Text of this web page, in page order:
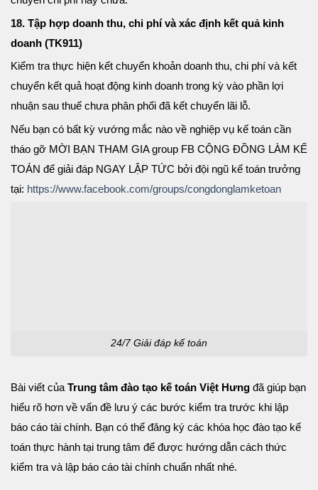
18. Tập hợp doanh thu, chi phí và xác định kết quả kinh
doanh (TK911)
Kiểm tra thực hiện kết chuyển khoản doanh thu, chi phí và kết
chuyển kết quả hoạt động kinh doanh trong kỳ vào phần lợi
nhuận sau thuế chưa phân phối đã kết chuyển lãi lỗ.
Nếu bạn có bất kỳ vướng mắc nào về nghiệp vụ kế toán cần
tháo gỡ MỜI BẠN THAM GIA group FB CỘNG ĐỒNG LÀM KẾ
TOÁN để giải đáp NGAY LẬP TỨC bởi đội ngũ kế toán trưởng
tại: https://www.facebook.com/groups/congdonglamketoan
24/7 Giải đáp kế toán
Bài viết của Trung tâm đào tạo kế toán Việt Hưng đã giúp bạn
hiểu rõ hơn về vấn đề lưu ý các bước kiểm tra trước khi lập
báo cáo tài chính. Bạn có thể đăng ký các khóa học đào tạo kế
toán thực hành tại trung tâm để được hướng dẫn cách thức
kiểm tra và lập báo cáo tài chính chuẩn nhất nhé.